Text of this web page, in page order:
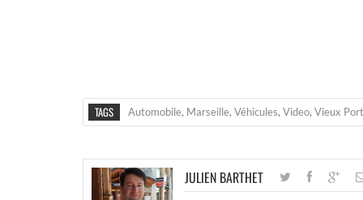
TAGS Automobile, Marseille, Véhicules, Video, Vieux Port
JULIEN BARTHET